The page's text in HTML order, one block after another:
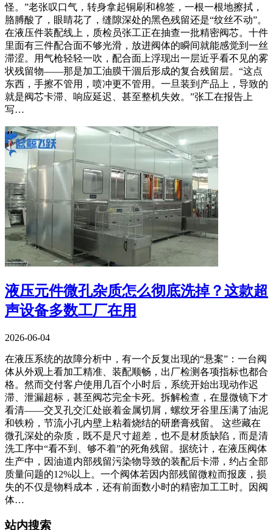
怪。”老张叹口气，转身拿起铜刷和棉签，一根一根地擦拭，
胳膊酸了，眼睛花了，缝隙深处的黑色残留还是“纹丝不动”。
在液压件装配线上，质检员张工正在抽查一批精密阀芯。十件
里面有三件配合面不够光滑，放进阀体的瞬间就能感觉到一丝
滞涩。用气枪轻轻一吹，配合面上浮现出一层近乎看不见的雾
状残留物——那是加工油膜干涸后形成的复合残留层。“这点
东西，手擦不管用，喷冲更不管用。一旦装到产品上，导致的
就是阀芯卡滞、响应延迟、甚至整机失效。”张工在报告上
写…
液压元件微孔杂质怎么彻底洗掉？这款超
声设备多数工厂在用
2026-06-04
在液压系统的故障分析中，有一个反复出现的“悬案”：一台阀
体从外观上看加工精准、装配顺畅，出厂检测各项指标也都合
格。然而交付客户使用几百个小时后，系统开始出现动作迟
滞、泄漏超标，甚至阀芯完全卡死。拆解检查，在显微镜下才
看清——交叉孔交汇处嵌着金属切屑，螺纹牙谷里压满了油泥
和铁粉，节流小孔内壁上粘着烧结的研磨膏残留。 这些藏在
微孔深处的杂质，既不是尺寸超差，也不是材质缺陷，而是清
洗工序中“看不到、够不着”的死角残留。据统计，在液压阀体
生产中，因油道内部残留污染物导致的装配后卡滞，约占全部
质量问题的12%以上。一个阀体若因内部残留微粒而报废，损
失的不仅是物料成本，还有前面数小时的精密加工工时。因阀
体…
站内搜索